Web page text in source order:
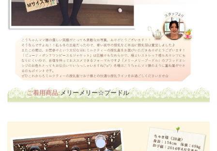
ご着用商品:メリーメリー☆プードル